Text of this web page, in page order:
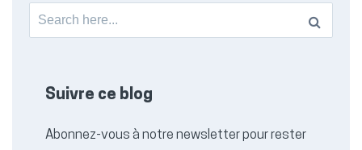
Search
for:
Suivre ce blog
Abonnez-vous à notre newsletter pour rester